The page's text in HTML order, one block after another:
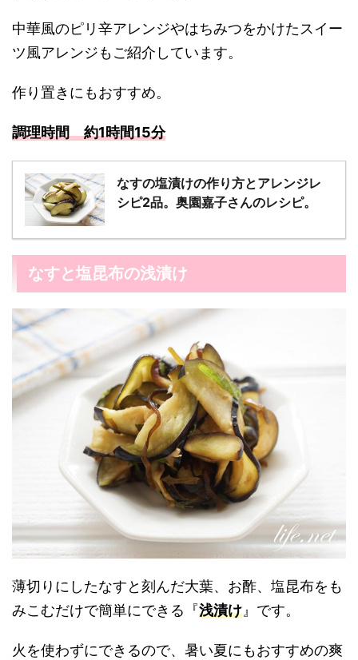
中華風のピリ辛アレンジやはちみつをかけたスイー
ツ風アレンジもご紹介しています。
作り置きにもおすすめ。
調理時間 約1時間15分
なすの塩漬けの作り方とアレンジレ
シピ2品。奥園嘉子さんのレシピ。
なすと塩昆布の浅漬け
薄切りにしたなすと刻んだ大葉、お酢、塩昆布をも
みこむだけで簡単にできる『浅漬け』です。
火を使わずにできるので、暑い夏にもおすすめの爽